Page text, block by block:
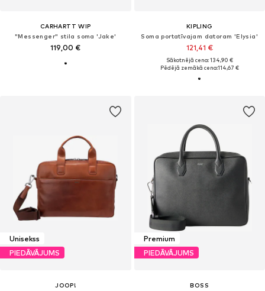
CARHARTT WIP
"Messenger" stila soma 'Jake'
119,00 €
KIPLING
Soma portatīvajam datoram 'Elysia'
121,41 €
Sākotnējā cena: 134,90 €
Pēdējā zemākā cena:114,67 €
Unisekss
PIEDĀVĀJUMS
JOOP!
Premium
PIEDĀVĀJUMS
BOSS